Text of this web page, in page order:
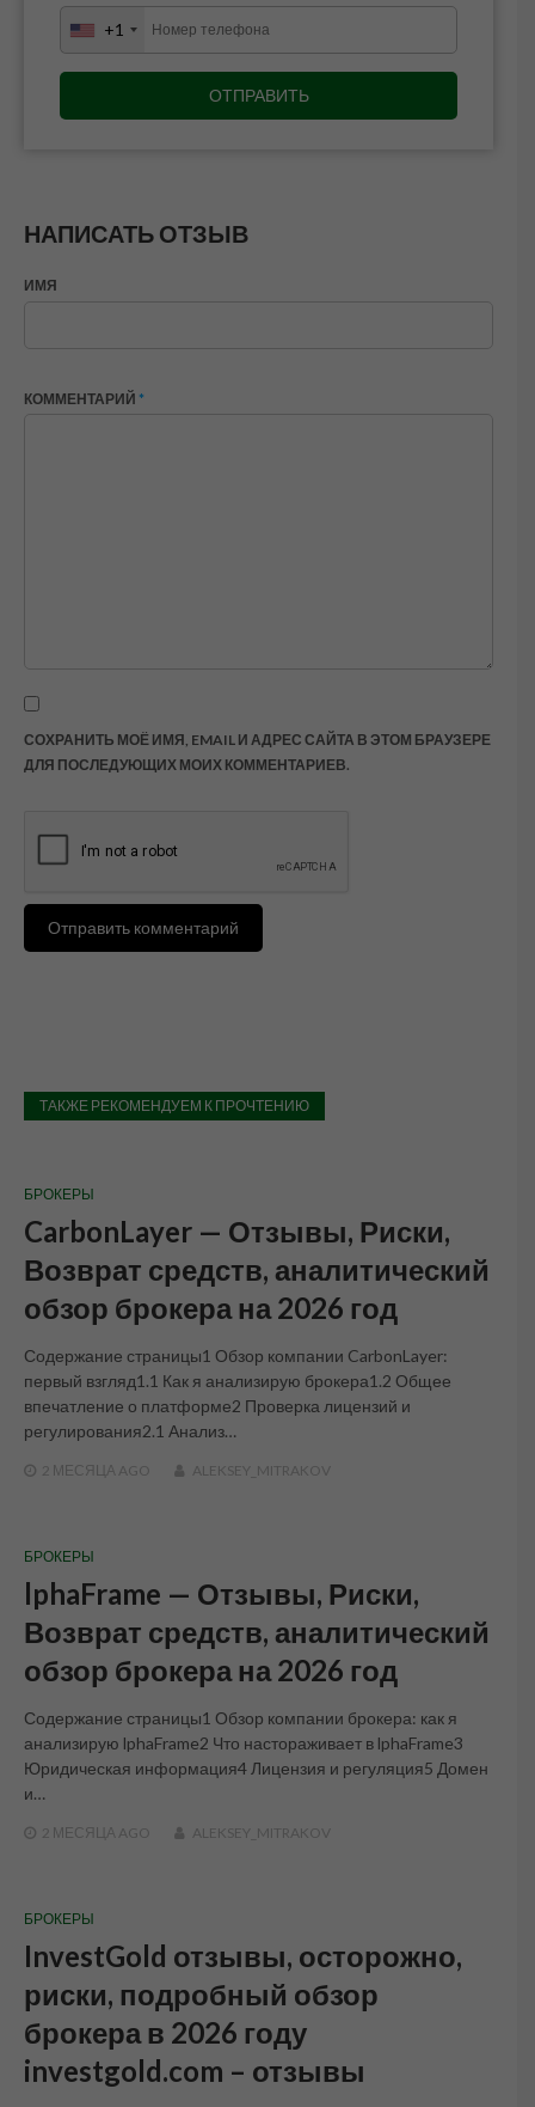
+1
НАПИСАТЬ ОТЗЫВ
КОММЕНТАРИЙ *
ИМЯ
СОХРАНИТЬ МОЁ ИМЯ, EMAIL И АДРЕС САЙТА В ЭТОМ БРАУЗЕРЕ
ДЛЯ ПОСЛЕДУЮЩИХ МОИХ КОММЕНТАРИЕВ.
ТАКЖЕ РЕКОМЕНДУЕМ К ПРОЧТЕНИЮ
БРОКЕРЫ
CarbonLayer — Отзывы, Риски,
Возврат средств, аналитический
обзор брокера на 2026 год
Содержание страницы1 Обзор компании CarbonLayer:
первый взгляд1.1 Как я анализирую брокера1.2 Общее
впечатление о платформе2 Проверка лицензий и
регулирования2.1 Анализ…
2 МЕСЯЦА AGO ALEKSEY_MITRAKOV
БРОКЕРЫ
lphaFrame — Отзывы, Риски,
Возврат средств, аналитический
обзор брокера на 2026 год
Содержание страницы1 Обзор компании брокера: как я
анализирую lphaFrame2 Что настораживает в lphaFrame3
Юридическая информация4 Лицензия и регуляция5 Домен
и…
2 МЕСЯЦА AGO ALEKSEY_MITRAKOV
БРОКЕРЫ
InvestGold отзывы, осторожно,
риски, подробный обзор
брокера в 2026 году
investgold.com – отзывы